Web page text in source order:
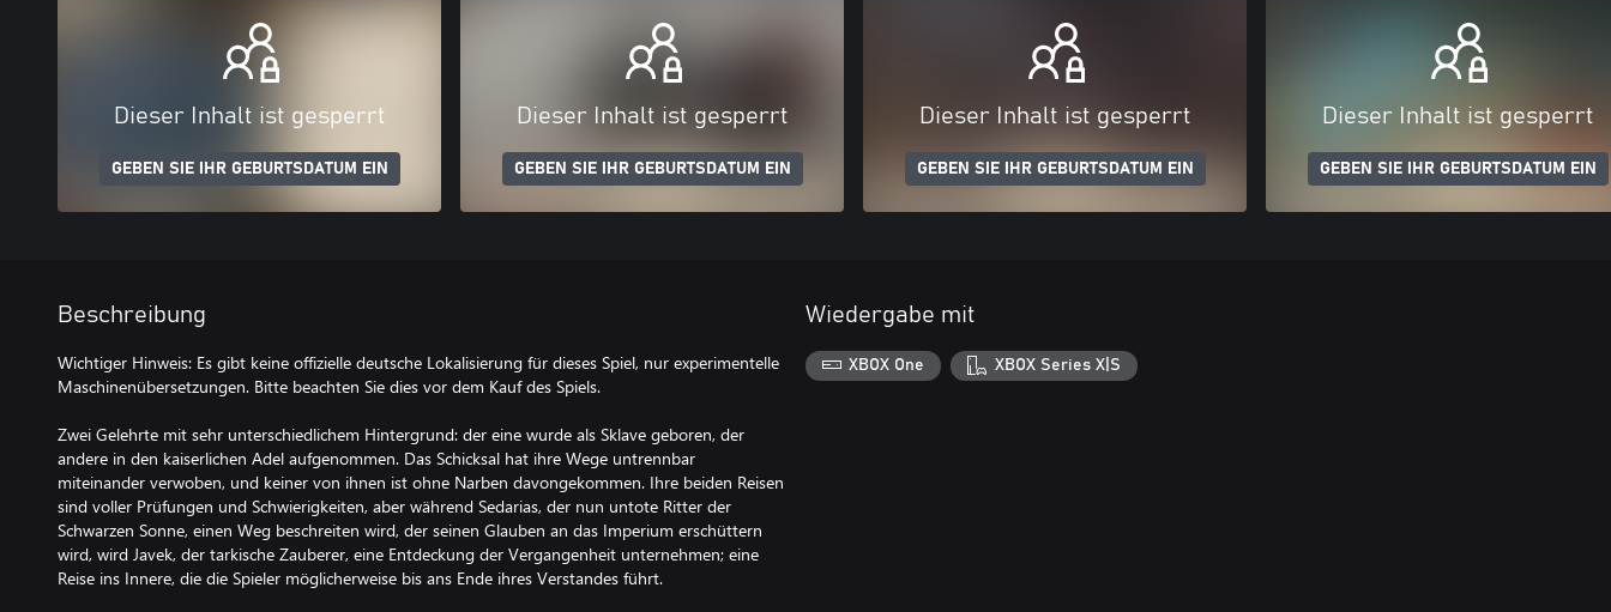
Dieser Inhalt ist gesperrt
GEBEN SIE IHR GEBURTSDATUM EIN
Dieser Inhalt ist gesperrt
GEBEN SIE IHR GEBURTSDATUM EIN
Dieser Inhalt ist gesperrt
GEBEN SIE IHR GEBURTSDATUM EIN
Dieser Inhalt ist gesperrt
GEBEN SIE IHR GEBURTSDATUM EIN
Beschreibung
Wichtiger Hinweis: Es gibt keine offizielle deutsche Lokalisierung für dieses Spiel, nur experimentelle
Maschinenübersetzungen. Bitte beachten Sie dies vor dem Kauf des Spiels.
Zwei Gelehrte mit sehr unterschiedlichem Hintergrund: der eine wurde als Sklave geboren, der
andere in den kaiserlichen Adel aufgenommen. Das Schicksal hat ihre Wege untrennbar
miteinander verwoben, und keiner von ihnen ist ohne Narben davongekommen. Ihre beiden Reisen
sind voller Prüfungen und Schwierigkeiten, aber während Sedarias, der nun untote Ritter der
Schwarzen Sonne, einen Weg beschreiten wird, der seinen Glauben an das Imperium erschüttern
wird, wird Javek, der tarkische Zauberer, eine Entdeckung der Vergangenheit unternehmen; eine
Reise ins Innere, die die Spieler möglicherweise bis ans Ende ihres Verstandes führt.
Wiedergabe mit
XBOX One XBOX Series X|S